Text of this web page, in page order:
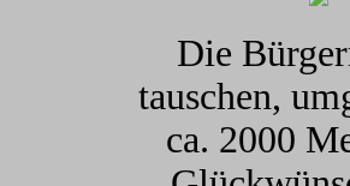
Die
tauschen,
ca. 2000